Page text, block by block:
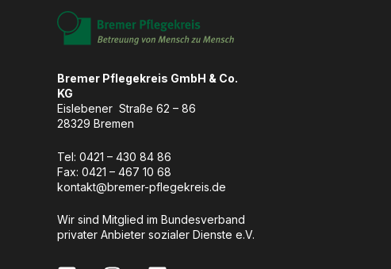
Bremer Pflegekreis GmbH & Co.
KG
Eislebener Straße 62 – 86
28329 Bremen
Tel: 0421 – 430 84 86
Fax: 0421 – 467 10 68
kontakt@bremer-pflegekreis.de
Wir sind Mitglied im Bundesverband
privater Anbieter sozialer Dienste e.V.